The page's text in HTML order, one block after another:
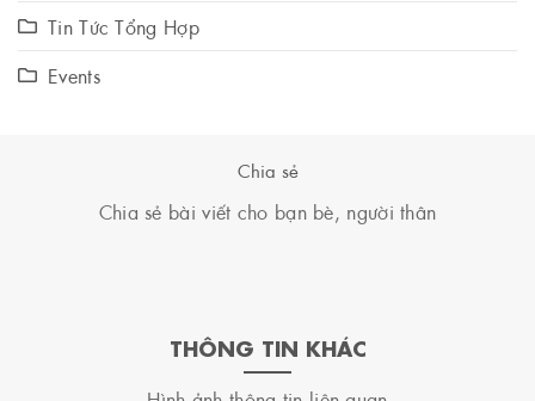
Tin Tức Tổng Hợp
Events
Chia sẻ
Chia sẻ bài viết cho bạn bè, người thân
THÔNG TIN KHÁC